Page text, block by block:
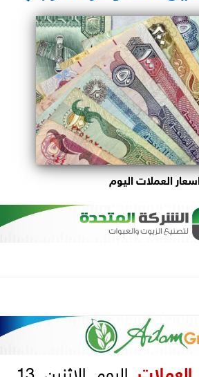
العملات اليوم
اليوم الإثنين 13